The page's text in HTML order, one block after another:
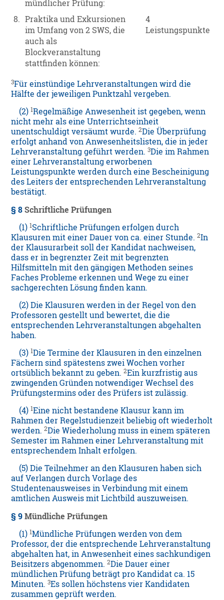
mündlicher Prüfung:
8. Praktika und Exkursionen
im Umfang von 2 SWS, die
auch als
Blockveranstaltung
stattfinden können:
4
Leistungspunkte
3Für einstündige Lehrveranstaltungen wird die
Hälfte der jeweiligen Punktzahl vergeben.
(2)1Regelmäßige Anwesenheit ist gegeben, wenn
nicht mehr als eine Unterrichtseinheit
unentschuldigt versäumt wurde.2Die Überprüfung
erfolgt anhand von Anwesenheitslisten, die in jeder
Lehrveranstaltung geführt werden.3Die im Rahmen
einer Lehrveranstaltung erworbenen
Leistungspunkte werden durch eine Bescheinigung
des Leiters der entsprechenden Lehrveranstaltung
bestätigt.
§ 8 Schriftliche Prüfungen
(1)1Schriftliche Prüfungen erfolgen durch
Klausuren mit einer Dauer von ca. einer Stunde.2In
der Klausurarbeit soll der Kandidat nachweisen,
dass er in begrenzter Zeit mit begrenzten
Hilfsmitteln mit den gängigen Methoden seines
Faches Probleme erkennen und Wege zu einer
sachgerechten Lösung finden kann.
(2) Die Klausuren werden in der Regel von den
Professoren gestellt und bewertet, die die
entsprechenden Lehrveranstaltungen abgehalten
haben.
(3)1Die Termine der Klausuren in den einzelnen
Fächern sind spätestens zwei Wochen vorher
ortsüblich bekannt zu geben.2Ein kurzfristig aus
zwingenden Gründen notwendiger Wechsel des
Prüfungstermins oder des Prüfers ist zulässig.
(4)1Eine nicht bestandene Klausur kann im
Rahmen der Regelstudienzeit beliebig oft wiederholt
werden.2Die Wiederholung muss in einem späteren
Semester im Rahmen einer Lehrveranstaltung mit
entsprechendem Inhalt erfolgen.
(5) Die Teilnehmer an den Klausuren haben sich
auf Verlangen durch Vorlage des
Studentenausweises in Verbindung mit einem
amtlichen Ausweis mit Lichtbild auszuweisen.
§ 9 Mündliche Prüfungen
(1)1Mündliche Prüfungen werden von dem
Professor, der die entsprechende Lehrveranstaltung
abgehalten hat, in Anwesenheit eines sachkundigen
Beisitzers abgenommen.2Die Dauer einer
mündlichen Prüfung beträgt pro Kandidat ca. 15
Minuten.3Es sollen höchstens vier Kandidaten
zusammen geprüft werden.